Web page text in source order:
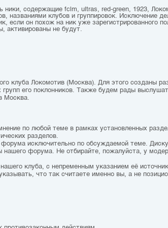
ники, содержащие fclm, ultras, red-green, 1923,
названиями клубов и группировок. Исключение
если он похож на ник уже зарегистрированного
активированы не будут.
клуба Локомотив (Москва). Для этого созданы
его поклонников. Также будем рады
Москва.
по любой теме в рамках установленных
разделов.
исключительно по обсуждаемой теме.
нашего форума. Не отбирайте, пожалуйста, у
клуба, с непременным указанием её
что так считаете именно вы, а не